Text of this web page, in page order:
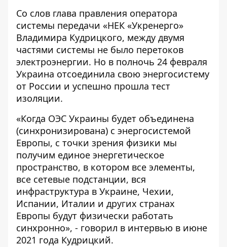
Со слов глава правления оператора
системы передачи «НЕК «Укренерго»
Владимира Кудрицкого, между двумя
частями системы не было перетоков
электроэнергии. Но в полночь 24 февраля
Украина отсоединила свою энергосистему
от России и успешно прошла тест
изоляции.
«Когда ОЭС Украины будет объединена
(синхронизирована) с энергосистемой
Европы, с точки зрения физики мы
получим единое энергетическое
пространство, в котором все элементы,
все сетевые подстанции, вся
инфраструктура в Украине, Чехии,
Испании, Италии и других странах
Европы будут физически работать
синхронно», - говорил в интервью в июне
2021 года Кудрицкий.